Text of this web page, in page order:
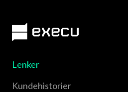
Lenker
Kundehistorier